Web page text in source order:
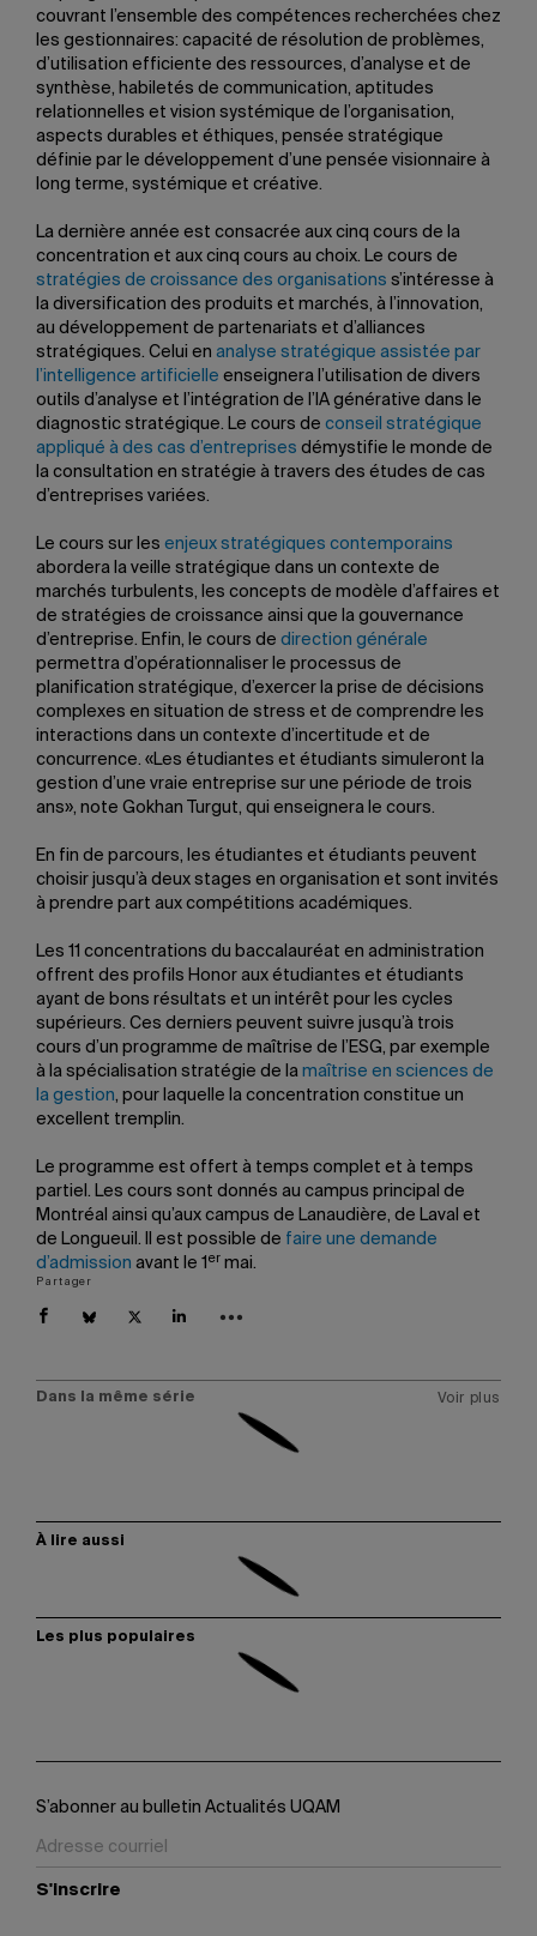
couvrant l’ensemble des compétences recherchées chez
les gestionnaires: capacité de résolution de problèmes,
d’utilisation efficiente des ressources, d’analyse et de
synthèse, habiletés de communication, aptitudes
relationnelles et vision systémique de l’organisation,
aspects durables et éthiques, pensée stratégique
définie par le développement d’une pensée visionnaire à
long terme, systémique et créative.
La dernière année est consacrée aux cinq cours de la
concentration et aux cinq cours au choix. Le cours de
stratégies de croissance des organisations s’intéresse à
la diversification des produits et marchés, à l’innovation,
au développement de partenariats et d’alliances
stratégiques. Celui en analyse stratégique assistée par
l’intelligence artificielle enseignera l’utilisation de divers
outils d’analyse et l’intégration de l’IA générative dans le
diagnostic stratégique. Le cours de conseil stratégique
appliqué à des cas d’entreprises démystifie le monde de
la consultation en stratégie à travers des études de cas
d’entreprises variées.
Le cours sur les enjeux stratégiques contemporains
abordera la veille stratégique dans un contexte de
marchés turbulents, les concepts de modèle d’affaires et
de stratégies de croissance ainsi que la gouvernance
d’entreprise. Enfin, le cours de direction générale
permettra d’opérationnaliser le processus de
planification stratégique, d’exercer la prise de décisions
complexes en situation de stress et de comprendre les
interactions dans un contexte d’incertitude et de
concurrence. «Les étudiantes et étudiants simuleront la
gestion d’une vraie entreprise sur une période de trois
ans», note Gokhan Turgut, qui enseignera le cours.
En fin de parcours, les étudiantes et étudiants peuvent
choisir jusqu’à deux stages en organisation et sont invités
à prendre part aux compétitions académiques.
Les 11 concentrations du baccalauréat en administration
offrent des profils Honor aux étudiantes et étudiants
ayant de bons résultats et un intérêt pour les cycles
supérieurs. Ces derniers peuvent suivre jusqu’à trois
cours d’un programme de maîtrise de l’ESG, par exemple
à la spécialisation stratégie de la maîtrise en sciences de
la gestion, pour laquelle la concentration constitue un
excellent tremplin.
Le programme est offert à temps complet et à temps
partiel. Les cours sont donnés au campus principal de
Montréal ainsi qu’aux campus de Lanaudière, de Laval et
de Longueuil. Il est possible de faire une demande
d’admission avant le 1 er mai.
Partager
Dans la même série Voir plus
À lire aussi
Les plus populaires
S’abonner au bulletin Actualités UQAM
S'inscrire